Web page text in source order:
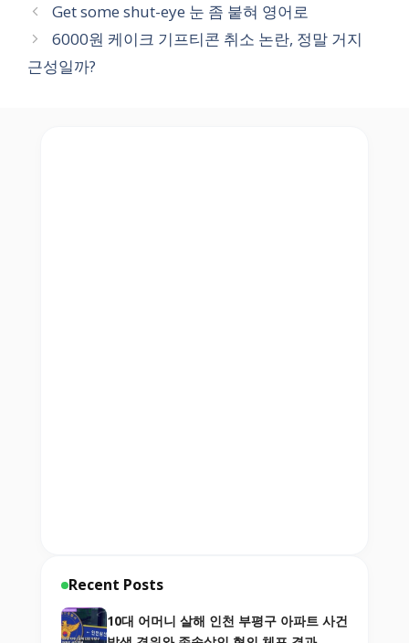
Get some shut-eye 눈 좀 붙혀 영어로
6000원 케이크 기프티콘 취소 논란, 정말 거지
근성일까?
Recent Posts
10대 어머니 살해 인천 부평구 아파트 사건